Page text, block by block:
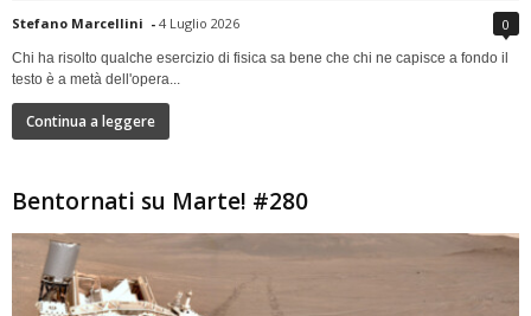
Stefano Marcellini - 4 Luglio 2026 0
Chi ha risolto qualche esercizio di fisica sa bene che chi ne capisce a fondo il
testo è a metà dell'opera...
Continua a leggere
Bentornati su Marte! #280